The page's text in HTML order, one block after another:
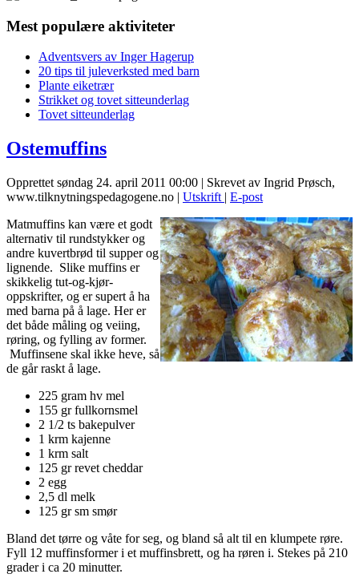
Mest populære aktiviteter
Adventsvers av Inger Hagerup
20 tips til juleverksted med barn
Plante eiketrær
Strikket og tovet sitteunderlag
Tovet sitteunderlag
Ostemuffins
Opprettet søndag 24. april 2011 00:00 | Skrevet av Ingrid Prøsch,
www.tilknytningspedagogene.no | Utskrift | E-post
Matmuffins kan være et godt
alternativ til rundstykker og
andre kuvertbrød til supper og
lignende. Slike muffins er
skikkelig tut-og-kjør-
oppskrifter, og er supert å ha
med barna på å lage. Her er
det både måling og veiing,
røring, og fylling av former.
Muffinsene skal ikke heve, så
de går raskt å lage.
225 gram hv mel
155 gr fullkornsmel
2 1/2 ts bakepulver
1 krm kajenne
1 krm salt
125 gr revet cheddar
2 egg
2,5 dl melk
125 gr sm smør
Bland det tørre og våte for seg, og bland så alt til en klumpete røre.
Fyll 12 muffinsformer i et muffinsbrett, og ha røren i. Stekes på 210
grader i ca 20 minutter.